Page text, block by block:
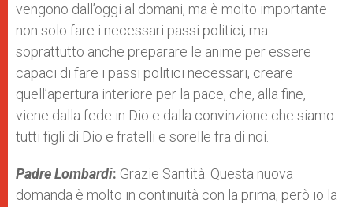
vengono dall’oggi al domani, ma è molto importante
non solo fare i necessari passi politici, ma
soprattutto anche preparare le anime per essere
capaci di fare i passi politici necessari, creare
quell’apertura interiore per la pace, che, alla fine,
viene dalla fede in Dio e dalla convinzione che siamo
tutti figli di Dio e fratelli e sorelle fra di noi.
Padre Lombardi: Grazie Santità. Questa nuova
domanda è molto in continuità con la prima, però io la